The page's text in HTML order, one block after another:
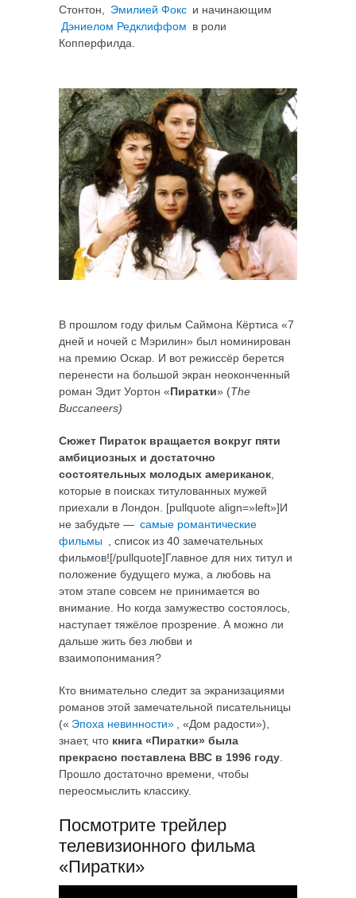
Стонтон,
Эмилией Фокс и начинающим
Дэниелом Редклиффом в роли
Копперфилда.
В прошлом году фильм Саймона Кёртиса «7
дней и ночей с Мэрилин» был номинирован
на премию Оскар. И вот режиссёр берется
перенести на большой экран неоконченный
роман Эдит Уортон «Пиратки» (The
Buccaneers)
Сюжет Пираток вращается вокруг пяти
амбициозных и достаточно
состоятельных молодых американок,
которые в поисках титулованных мужей
приехали в Лондон. [pullquote align=»left»]И
не забудьте — самые романтические
фильмы , список из 40 замечательных
фильмов![/pullquote]Главное для них титул и
положение будущего мужа, а любовь на
этом этапе совсем не принимается во
внимание. Но когда замужество состоялось,
наступает тяжёлое прозрение. А можно ли
дальше жить без любви и
взаимопонимания?
Кто внимательно следит за экранизациями
романов этой замечательной писательницы
(« Эпоха невинности» , «Дом радости»),
знает, что книга «Пиратки» была
прекрасно поставлена ВВС в 1996 году.
Прошло достаточно времени, чтобы
переосмыслить классику.
Посмотрите трейлер
телевизионного фильма
«Пиратки»